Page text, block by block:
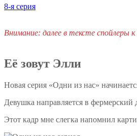
8-я серия
Внимание: далее в тексте спойлеры к
Её зовут Элли
Новая серия «Одни из нас»
Девушка направляется в
Этот кадр мне слегка напомнил